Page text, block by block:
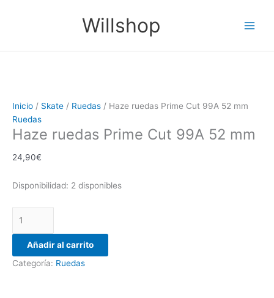
Willshop
Inicio / Skate / Ruedas / Haze ruedas Prime Cut 99A 52 mm
Ruedas
Haze ruedas Prime Cut 99A 52 mm
24,90€
Disponibilidad: 2 disponibles
cantidad
Añadir al carrito
Categoría: Ruedas